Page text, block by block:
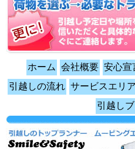
ホーム 会社概要 安心宣
引越しの流れ サービスエリア
引越し